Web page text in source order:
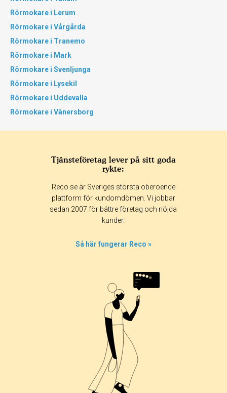
Rörmokare i Lerum
Rörmokare i Vårgårda
Rörmokare i Tranemo
Rörmokare i Mark
Rörmokare i Svenljunga
Rörmokare i Lysekil
Rörmokare i Uddevalla
Rörmokare i Vänersborg
Tjänsteföretag lever på sitt goda
rykte:
Reco.se är Sveriges största oberoende
plattform för kundomdömen. Vi jobbar
sedan 2007 för bättre företag och nöjda
kunder.
Så här fungerar Reco »